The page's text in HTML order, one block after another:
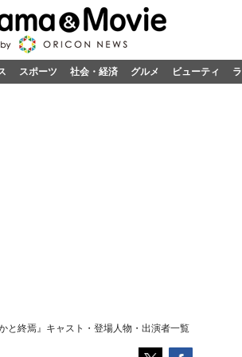
スポーツ 社会・経済 グルメ ビューティ
と終焉』キャスト・登場人物・出演者一覧